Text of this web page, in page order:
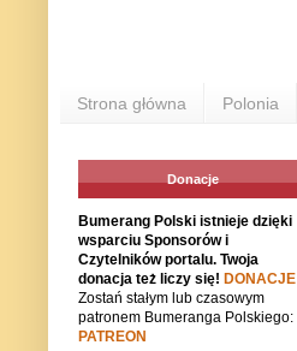
Strona główna Polonia
Donacje
Bumerang Polski istnieje dzięki
wsparciu Sponsorów i
Czytelników portalu. Twoja
donacja też liczy się! DONACJE
Zostań stałym lub czasowym
patronem Bumeranga Polskiego:
PATREON